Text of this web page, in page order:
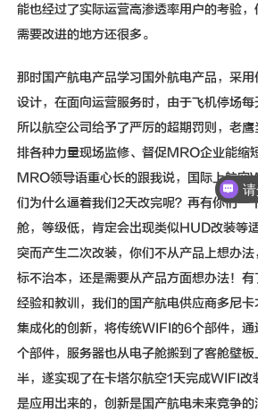
能也经过了实际运营高渗透率用户的考验
需要改进的地方还很多。
那时国产航电产品学习国外航电产品，采用传统电子舱服务器架构
设计，在面向运营服务时，由于飞机停场每
所以航空公司给予了严厉的超期罚则，老
排各种力量现场监修、督促MRO企业能缩
MRO领导语重心长的跟我说，国际上航
们为什么逼着我们2天改完呢？再有你们一
舱，等级低，肯定会出现类似HUD改装等
突而产生二次改装，你们不从产品上想办
标不治本，还是需要从产品方面想办法！
经验和教训，我们的国产航电供应商多尼
集成化的创新，将传统WIFI的6个部件，
个部件，服务器也从电子舱搬到了客舱壁
半，遂实现了在卡塔尔航空1天完成WIFI改
是应用出来的，创新是国产航电未来竞争